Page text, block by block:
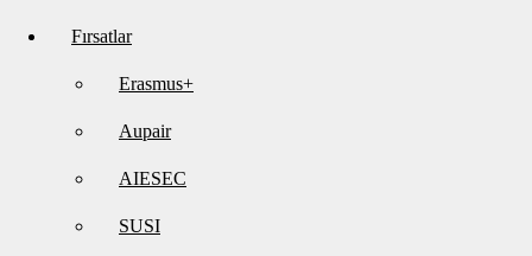
Fırsatlar
Erasmus+
Aupair
AIESEC
SUSI